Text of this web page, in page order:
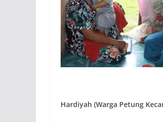
Hardiyah (Warga Petung